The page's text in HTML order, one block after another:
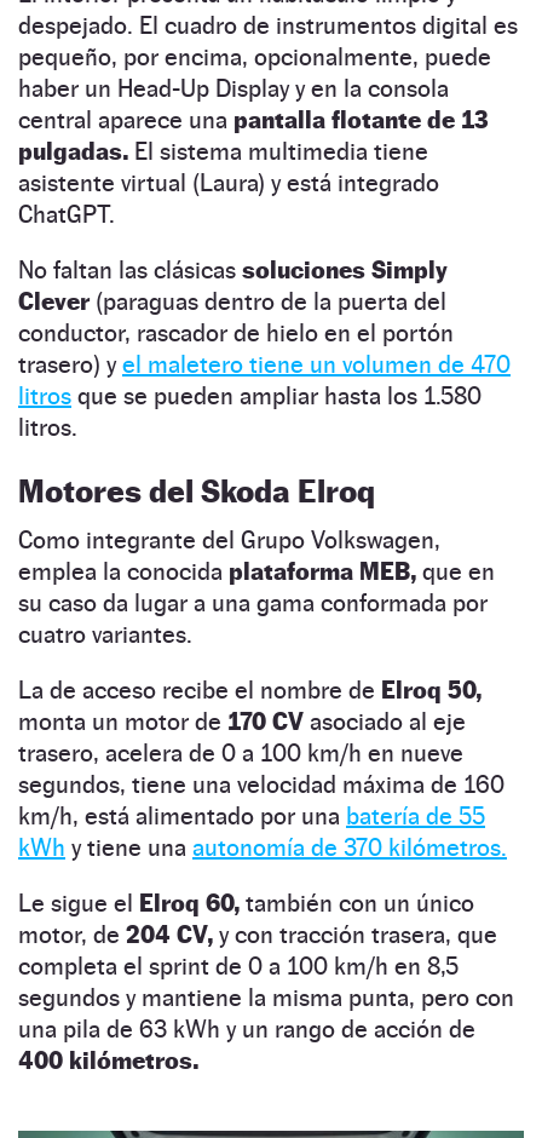
despejado. El cuadro de instrumentos digital es
pequeño, por encima, opcionalmente, puede
haber un Head-Up Display y en la consola
central aparece una pantalla flotante de 13
pulgadas. El sistema multimedia tiene
asistente virtual (Laura) y está integrado
ChatGPT.
No faltan las clásicas soluciones Simply
Clever(paraguas dentro de la puerta del
conductor, rascador de hielo en el portón
trasero) yel maletero tiene un volumen de 470
litros que se pueden ampliar hasta los 1.580
litros.
Motores del Skoda Elroq
Como integrante del Grupo Volkswagen,
emplea la conocida plataforma MEB, que en
su caso da lugar a una gama conformada por
cuatro variantes.
La de acceso recibe el nombre de Elroq 50,
monta un motor de 170 CV asociado al eje
trasero, acelera de 0 a 100 km/h en nueve
segundos, tiene una velocidad máxima de 160
km/h, está alimentado por una batería de 55
kWh y tiene una autonomía de 370 kilómetros.
Le sigue el Elroq 60, también con un único
motor, de 204 CV, y con tracción trasera, que
completa el sprint de 0 a 100 km/h en 8,5
segundos y mantiene la misma punta, pero con
una pila de 63 kWh y un rango de acción de
400 kilómetros.